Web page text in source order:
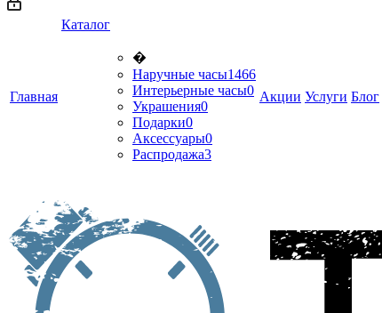
Главная
Каталог
�
Наручные часы1466
Интерьерные часы0
Украшения0
Подарки0
Аксессуары0
Распродажа3
Акции Услуги Блог